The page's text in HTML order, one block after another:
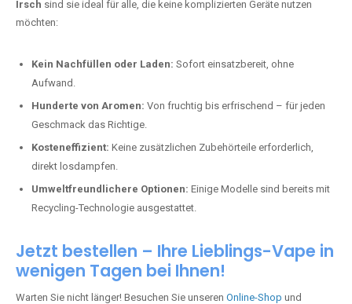
Irsch sind sie ideal für alle, die keine komplizierten Geräte nutzen
möchten:
Kein Nachfüllen oder Laden: Sofort einsatzbereit, ohne
Aufwand.
Hunderte von Aromen: Von fruchtig bis erfrischend – für jeden
Geschmack das Richtige.
Kosteneffizient: Keine zusätzlichen Zubehörteile erforderlich,
direkt losdampfen.
Umweltfreundlichere Optionen: Einige Modelle sind bereits mit
Recycling-Technologie ausgestattet.
Jetzt bestellen – Ihre Lieblings-Vape in
wenigen Tagen bei Ihnen!
Warten Sie nicht länger! Besuchen Sie unseren Online-Shop und